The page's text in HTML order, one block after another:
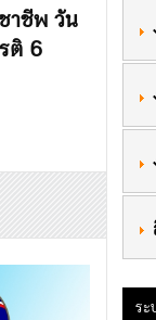
าชีพ วัน
ติ 6
ระ